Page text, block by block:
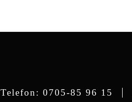
Telefon: 0705-85 96 15